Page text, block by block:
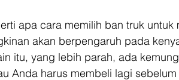
apa cara memilih ban truk untuk
akan berpengaruh pada
itu, yang lebih parah, ada
Anda harus membeli lagi sebelum